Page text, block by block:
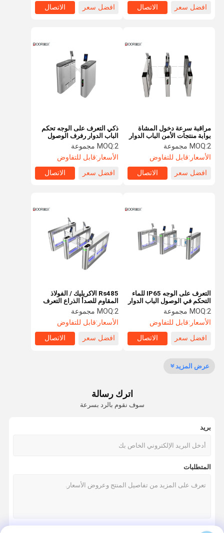
جولة في
مراقبة الجودة أخبار
الباب الدوار التعرف على الوجه
ترايبود الباب الدوار بوابة
افضل سعر
الاتصال
افضل سعر
الاتصال
مراقبة سرعة دخول المشاة
بوابة منتجات الأمن الباب الدوار
الاتصال الجاف
MOQ:2 مجموعة
الأسعار:قابل للتفاوض
افضل سعر
الاتصال
ذكي التعرف على الوجه تحكم
الباب الدوار رفرف الوصول
بوابة واحد المارة
MOQ:2 مجموعة
الأسعار:قابل للتفاوض
افضل سعر
الاتصال
التعرف على الوجه IP65 للماء
التحكم في الوصول الباب الدوار
مع الذراع الصلب Stailess
MOQ:2 مجموعة
الأسعار:قابل للتفاوض
افضل سعر
الاتصال
Rs485 الاكريليك / الفولاذ
المقاوم للصدأ الذراع التعرف
على الوجه بوابة تصميم حديث
كامل
MOQ:2 مجموعة
الأسعار:قابل للتفاوض
افضل سعر
الاتصال
عرض المزيد
اترك رسالة
سوف نقوم بالرد بسرعة
بريد
المتطلبات